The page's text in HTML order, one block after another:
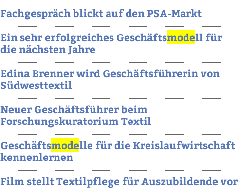
Fachgespräch blickt auf den PSA-Markt
Ein sehr erfolgreiches Geschäftsmodell für
die nächsten Jahre
Edina Brenner wird Geschäftsführerin von
Südwesttextil
Neuer Geschäftsführer beim
Forschungskuratorium Textil
Geschäftsmodelle für die Kreislaufwirtschaft
kennenlernen
Film stellt Textilpflege für Auszubildende vor